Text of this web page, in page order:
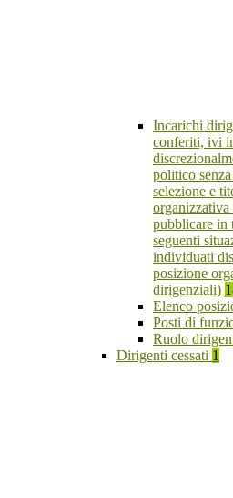
Incarichi
conferiti, ivi
politico
selezione e
pubblicare in
seguenti
individuati
posizione
dirigenziali)
Elenco
Posti di
Ruolo
Dirigenti cessati 1